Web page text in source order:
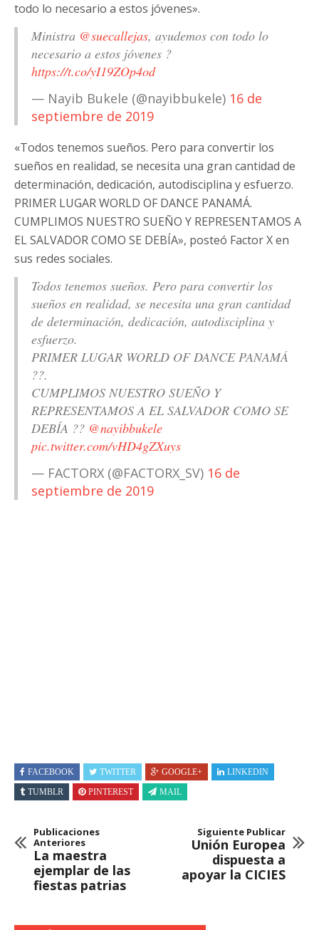
todo lo necesario a estos jóvenes».
Ministra @suecallejas, ayudemos con todo lo
necesario a estos jóvenes ?
https://t.co/yI19ZOp4od
— Nayib Bukele (@nayibbukele) 16 de
septiembre de 2019
«Todos tenemos sueños. Pero para convertir los
sueños en realidad, se necesita una gran cantidad de
determinación, dedicación, autodisciplina y esfuerzo.
PRIMER LUGAR WORLD OF DANCE PANAMÁ.
CUMPLIMOS NUESTRO SUEÑO Y REPRESENTAMOS A
EL SALVADOR COMO SE DEBÍA», posteó Factor X en
sus redes sociales.
Todos tenemos sueños. Pero para convertir los
sueños en realidad, se necesita una gran cantidad
de determinación, dedicación, autodisciplina y
esfuerzo.
PRIMER LUGAR WORLD OF DANCE PANAMÁ
??.
CUMPLIMOS NUESTRO SUEÑO Y
REPRESENTAMOS A EL SALVADOR COMO SE
DEBÍA ?? @nayibbukele
pic.twitter.com/vHD4gZXuys
— FACTORX (@FACTORX_SV) 16 de
septiembre de 2019
FACEBOOK TWITTER GOOGLE+
LINKEDIN
TUMBLR
PINTEREST MAIL
Publicaciones
Anteriores
La maestra
ejemplar de las
fiestas patrias
Siguiente Publicar
Unión Europea
dispuesta a
apoyar la CICIES